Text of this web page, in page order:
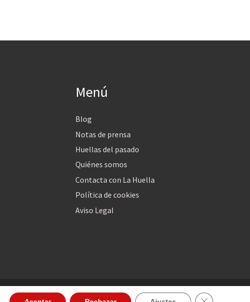
Menú
Blog
Notas de prensa
Huellas del pasado
Quiénes somos
Contacta con La Huella
Política de cookies
Aviso Legal
Cerrar el